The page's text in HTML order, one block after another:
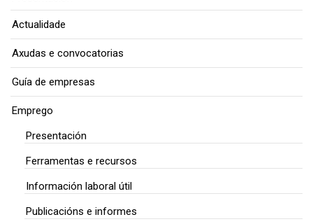
Actualidade
Axudas e convocatorias
Guía de empresas
Emprego
Presentación
Ferramentas e recursos
Información laboral útil
Publicacións e informes